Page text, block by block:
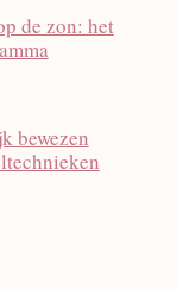
de zon: het
bewezen